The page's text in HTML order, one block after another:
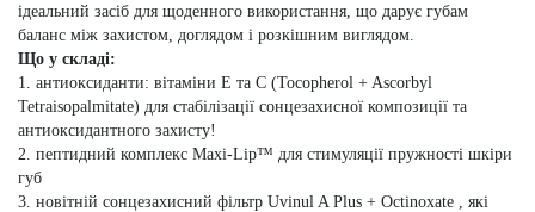
ідеальний засіб для щоденного використання, що дарує губам
баланс між захистом, доглядом і розкішним виглядом.
Що у складі:
1. антиоксиданти: вітаміни Е та С (Tocopherol + Ascorbyl
Tetraisopalmitate) для стабілізації сонцезахисної композиції та
антиоксидантного захисту!
2. пептидний комплекс Maxi-Lip™ для стимуляції пружності шкіри
губ
3. новітній сонцезахисний фільтр Uvinul A Plus + Octinoxate , які